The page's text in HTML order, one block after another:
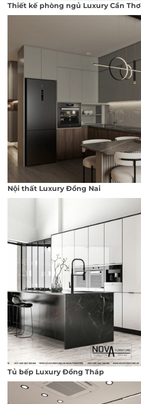
Thiết kế phòng ngủ Luxury Cần Thơ
Nội thất Luxury Đồng Nai
Tủ bếp Luxury Đồng Tháp